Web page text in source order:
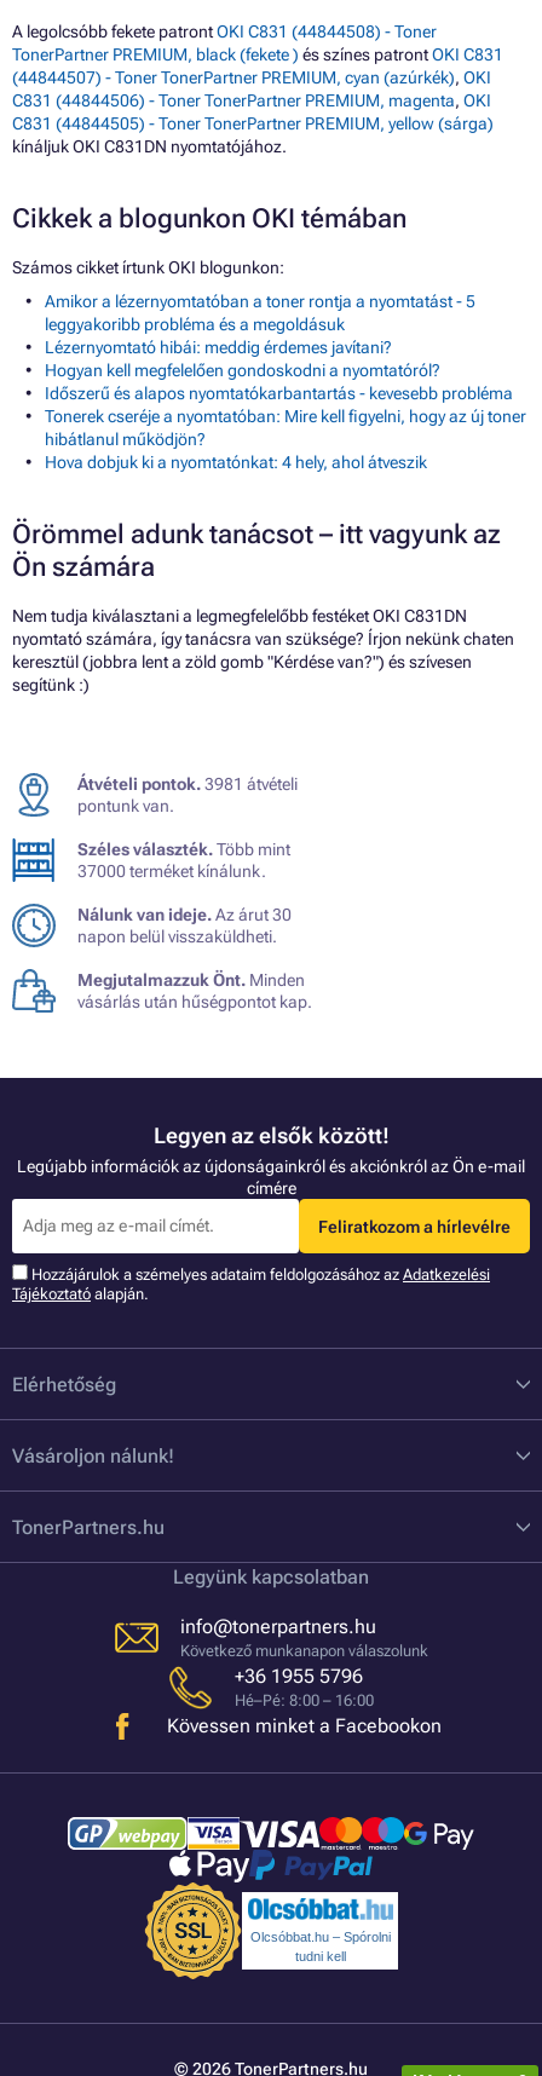
A legolcsóbb fekete patrontOKI C831 (44844508) - Toner
TonerPartner PREMIUM, black (fekete ) és színes patrontOKI C831
(44844507) - Toner TonerPartner PREMIUM, cyan (azúrkék), OKI
C831 (44844506) - Toner TonerPartner PREMIUM, magenta, OKI
C831 (44844505) - Toner TonerPartner PREMIUM, yellow (sárga)
kínáljuk OKI C831DN nyomtatójához.
Cikkek a blogunkon OKI témában
Számos cikket írtunk OKI blogunkon:
Amikor a lézernyomtatóban a toner rontja a nyomtatást - 5
leggyakoribb probléma és a megoldásuk
Lézernyomtató hibái: meddig érdemes javítani?
Hogyan kell megfelelően gondoskodni a nyomtatóról?
Időszerű és alapos nyomtatókarbantartás - kevesebb probléma
Tonerek cseréje a nyomtatóban: Mire kell figyelni, hogy az új toner
hibátlanul működjön?
Hova dobjuk ki a nyomtatónkat: 4 hely, ahol átveszik
Örömmel adunk tanácsot – itt vagyunk az
Ön számára
Nem tudja kiválasztani a legmegfelelőbb festéket OKI C831DN
nyomtató számára, így tanácsra van szüksége? Írjon nekünk chaten
keresztül (jobbra lent a zöld gomb "Kérdése van?") és szívesen
segítünk :)
Átvételi pontok.3981 átvételi
pontunk van.
Széles választék.Több mint
37000 terméket kínálunk.
Nálunk van ideje.Az árut 30
napon belül visszaküldheti.
Megjutalmazzuk Önt. Minden
vásárlás után hűségpontot kap.
Legyen az elsők között!
Legújabb információk az újdonságainkról és akciónkról az Ön e-mail
címére
Feliratkozom a hírlevélre
Hozzájárulok a szémelyes adataim feldolgozásához az Adatkezelési
Tájékoztató alapján.
Elérhetőség
Vásároljon nálunk!
TonerPartners.hu
Legyünk kapcsolatban
info@tonerpartners.hu
Következő munkanapon válaszolunk
+36 1955 5796
Hé–Pé: 8:00 – 16:00
Kövessen minket a Facebookon
Olcsóbbat.hu – Spórolni
tudni kell
© 2026 TonerPartners.hu